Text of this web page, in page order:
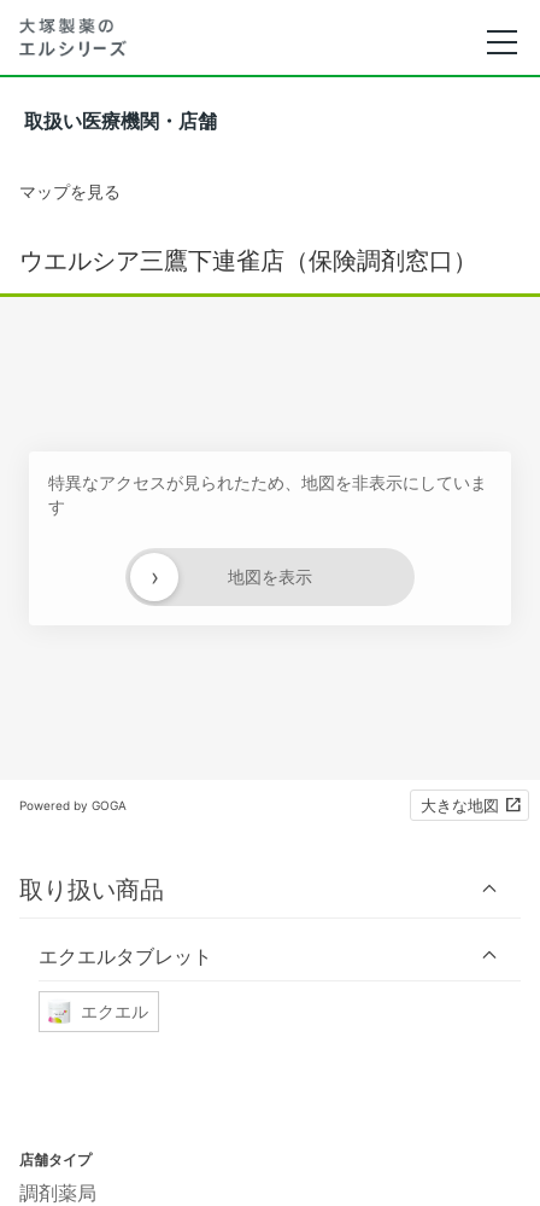
取扱い医療機関・店舗
マップを見る
ウエルシア三鷹下連雀店（保険調剤窓口）
特異なアクセスが見られたため、地図を非表示にしていま
す
地図を表示
›
Powered by GOGA 大きな地図
取り扱い商品
エクエルタブレット
エクエル
店舗タイプ
調剤薬局